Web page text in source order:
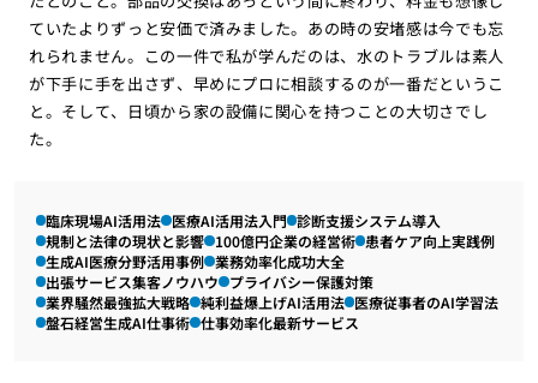
ていたよりずっと安価で済みました。あの時の安堵感は今でも忘
れられません。この一件で私が学んだのは、水のトラブルは素人
が下手に手を出さず、早めにプロに相談するのが一番だというこ
と。そして、日頃から家の設備に関心を持つことの大切さでし
た。
臨床現場AI活用法 医療AI活用法入門 診断支援システム導入
規制と法律の現状と影響 100億円企業の経営術 患者ケア向上実践例
生成AI医療分野活用事例 業務効率化成功大全
出張サービス集客ノウハウ プライバシー保護対策
業界騒然最強拡大戦略 純利益爆上げAI活用法 医療従事者のAI学習法
盤石経営生成AI仕事術 仕事効率化最新サービス